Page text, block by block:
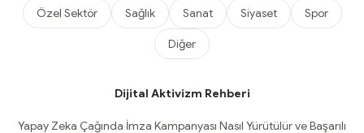
Özel Sektör Sağlık Sanat Siyaset Spor
Diğer
Dijital Aktivizm Rehberi
Yapay Zeka Çağında İmza Kampanyası Nasıl Yürütülür ve Başarılı